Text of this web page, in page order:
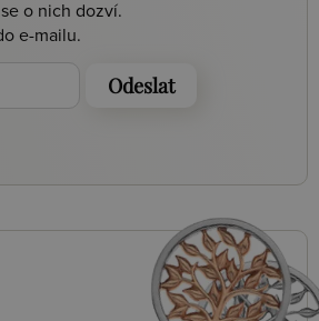
o nich dozví.
e-mailu.
Odeslat